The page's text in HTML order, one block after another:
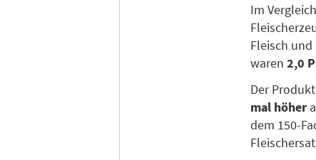
Im
Fleisch und
waren 2,0
Der
mal höher
dem 150-